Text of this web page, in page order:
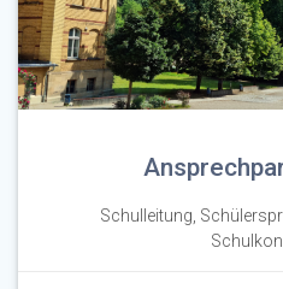
Schulleitung,